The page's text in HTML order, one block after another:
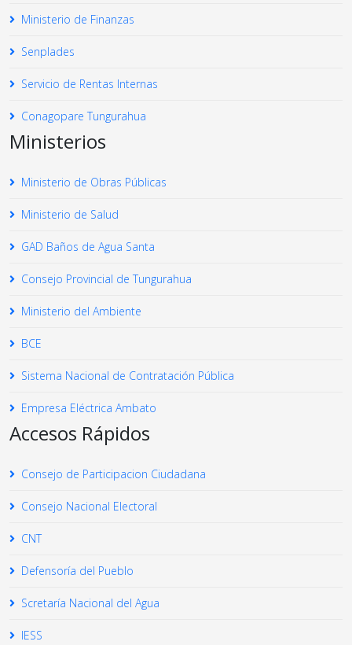
Ministerio de Finanzas
Senplades
Servicio de Rentas Internas
Conagopare Tungurahua
Ministerios
Ministerio de Obras Públicas
Ministerio de Salud
GAD Baños de Agua Santa
Consejo Provincial de Tungurahua
Ministerio del Ambiente
BCE
Sistema Nacional de Contratación Pública
Empresa Eléctrica Ambato
Accesos Rápidos
Consejo de Participacion Ciudadana
Consejo Nacional Electoral
CNT
Defensoría del Pueblo
Scretaría Nacional del Agua
IESS